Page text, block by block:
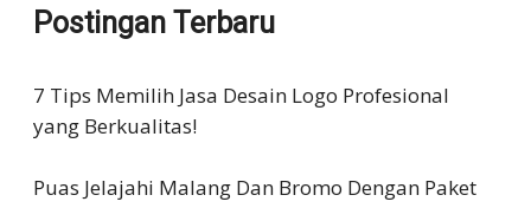
Postingan Terbaru
7 Tips Memilih Jasa Desain Logo Profesional
yang Berkualitas!
Puas Jelajahi Malang Dan Bromo Dengan Paket